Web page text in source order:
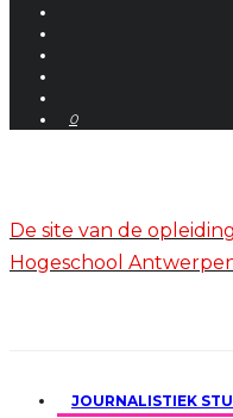
0
De site van de
Hogeschool
JOURNALISTIEK